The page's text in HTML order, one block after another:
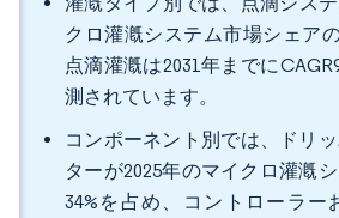
クロ灌漑システム市場シェア
点滴灌漑は2031年までに
測されています。
コンポーネント別では、ドリ
ターが2025年のマイクロ灌漑
34%を占め、コントローラー